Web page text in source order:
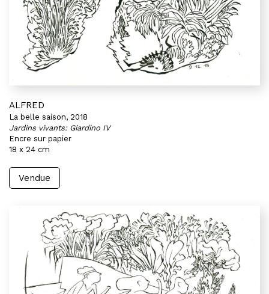
ALFRED
La belle saison, 2018
Jardins vivants: Giardino IV
Encre sur papier
18 x 24 cm
Vendue